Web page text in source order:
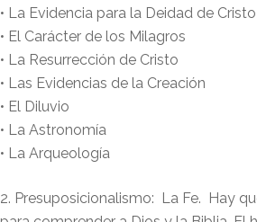
• La Evidencia para la Deidad de Cristo
• El Carácter de los Milagros
• La Resurrección de Cristo
• Las Evidencias de la Creación
• El Diluvio
• La Astronomía
• La Arqueología
2. Presuposicionalismo: La Fe. Hay